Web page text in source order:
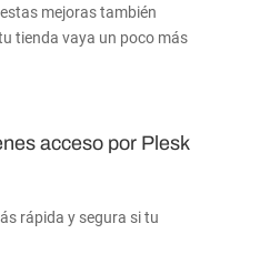
mejoras también
tienda vaya un poco más
acceso por Plesk
rápida y segura si tu